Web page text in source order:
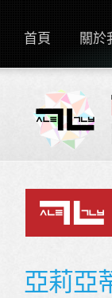
首頁 關於
亞莉亞